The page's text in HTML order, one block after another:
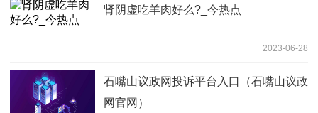
肾阴虚吃羊肉好么?_今热点
2023-06-28
石嘴山议政网投诉平台入口（石嘴山议政
网官网）